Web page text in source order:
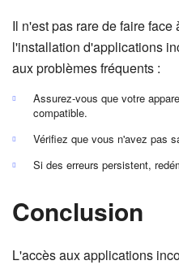
Il n'est pas rare de faire face
l'installation d'applications
aux problèmes fréquents :
Assurez-vous que votre
compatible.
Vérifiez que vous n'avez pas
Si des erreurs persistent,
Conclusion
L'accès aux applications